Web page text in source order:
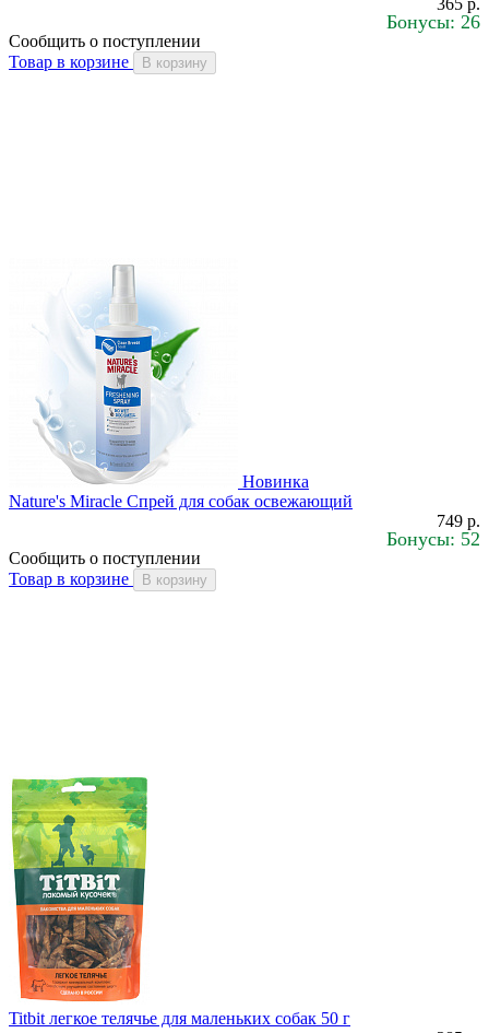
Бонусы: 26
Сообщить о поступлении
Товар в корзине
В корзину
Новинка
Nature's Miracle Спрей для собак освежающий
749 р.
Бонусы: 52
Сообщить о поступлении
Товар в корзине
В корзину
Titbit легкое телячье для маленьких собак 50 г